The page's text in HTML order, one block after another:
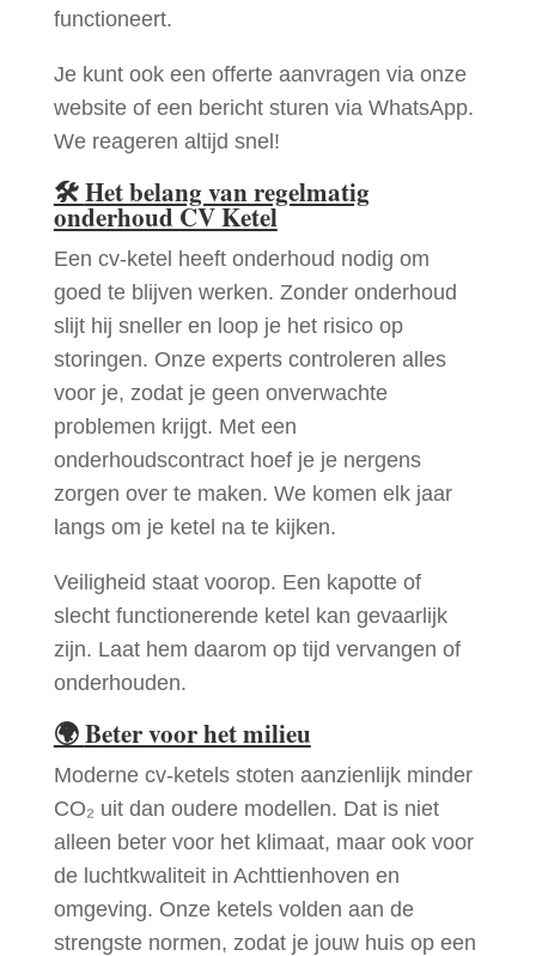
functioneert.
Je kunt ook een offerte aanvragen via onze
website of een bericht sturen via WhatsApp.
We reageren altijd snel!
🛠Het belang van regelmatig
onderhoud CV Ketel
Een cv-ketel heeft onderhoud nodig om
goed te blijven werken. Zonder onderhoud
slijt hij sneller en loop je het risico op
storingen. Onze experts controleren alles
voor je, zodat je geen onverwachte
problemen krijgt. Met een
onderhoudscontract hoef je je nergens
zorgen over te maken. We komen elk jaar
langs om je ketel na te kijken.
Veiligheid staat voorop. Een kapotte of
slecht functionerende ketel kan gevaarlijk
zijn. Laat hem daarom op tijd vervangen of
onderhouden.
🌍Beter voor het milieu
Moderne cv-ketels stoten aanzienlijk minder
CO₂ uit dan oudere modellen. Dat is niet
alleen beter voor het klimaat, maar ook voor
de luchtkwaliteit in Achttienhoven en
omgeving. Onze ketels volden aan de
strengste normen, zodat je jouw huis op een